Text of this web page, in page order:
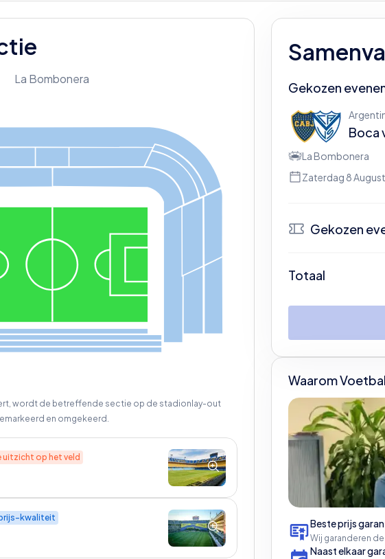
uitzicht op het veld
kwaliteit
La Bombonera
wordt de betreffende sectie op de stadionlay-out
en omgekeerd.
Gekozen
Boca
La Bombonera
Zaterdag 8
Gekozen
Totaal
Waarom
Beste prijs
Wij garanderen
Naast elkaar